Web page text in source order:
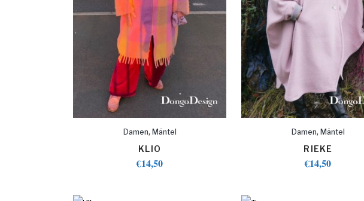
Damen, Mäntel
KLIO
€14,50
Damen, Mäntel
RIEKE
€14,50